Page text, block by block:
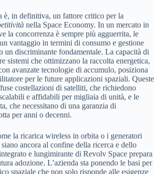
è, in definitiva, un fattore critico per la
nella Space Economy. In un mercato in
la concorrenza è sempre più agguerrita, le
vantaggio in termini di consumo e gestione
un discriminante fondamentale. La capacità di
sistemi che ottimizzano la raccolta energetica,
avanzate tecnologie di accumulo, posiziona
per le future applicazioni spaziali. Queste
costellazioni di satelliti, che richiedono
e affidabili per migliaia di unità, e le
che necessitano di una garanzia di
per anni o decenni.
la ricarica wireless in orbita o i generatori
ancora al confine della ricerca e dello
e lungimirante di Revolv Space prepara
adozione. L’azienda sta ponendo le basi per
spaziale che non solo risponde alle esigenze